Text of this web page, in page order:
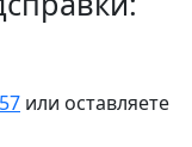
или оставляете